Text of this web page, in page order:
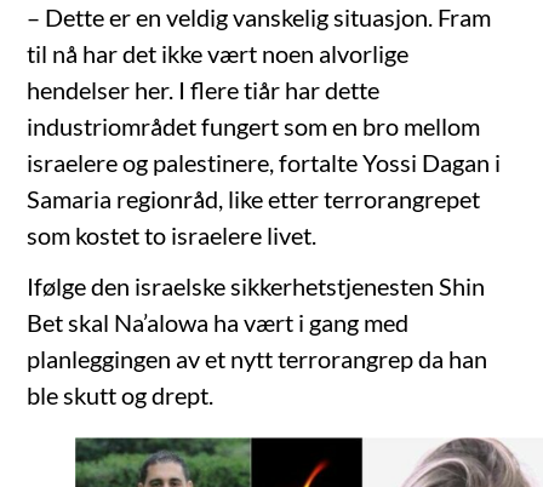
– Dette er en veldig vanskelig situasjon. Fram
til nå har det ikke vært noen alvorlige
hendelser her. I flere tiår har dette
industriområdet fungert som en bro mellom
israelere og palestinere, fortalte Yossi Dagan i
Samaria regionråd, like etter terrorangrepet
som kostet to israelere livet.
Ifølge den israelske sikkerhetstjenesten Shin
Bet skal Na’alowa ha vært i gang med
planleggingen av et nytt terrorangrep da han
ble skutt og drept.